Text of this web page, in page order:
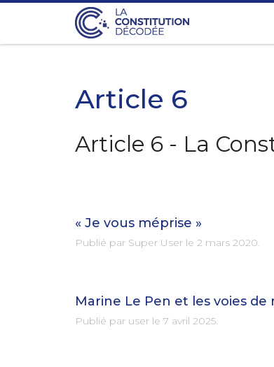
Article 6
Article 6 - La
« Je vous méprise »
Publié par Super User le 2 mars 2020.
Marine Le Pen et les voies de
Publié par user le 7 avril 2025.